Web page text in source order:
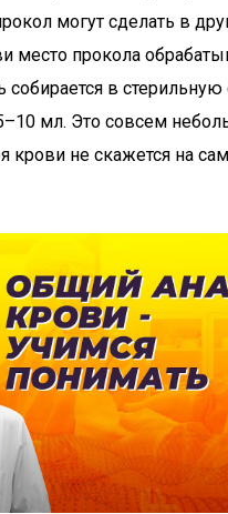
могут сделать в
место прокола
собирается в
мл. Это совсем
крови не скажется на